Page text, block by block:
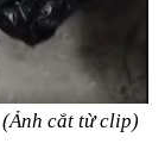
cắt từ clip)